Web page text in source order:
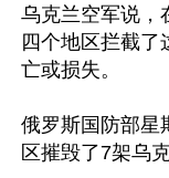
乌克兰空军说，
四个地区拦截
亡或损失。
俄罗斯国防部星
区摧毁了7架乌